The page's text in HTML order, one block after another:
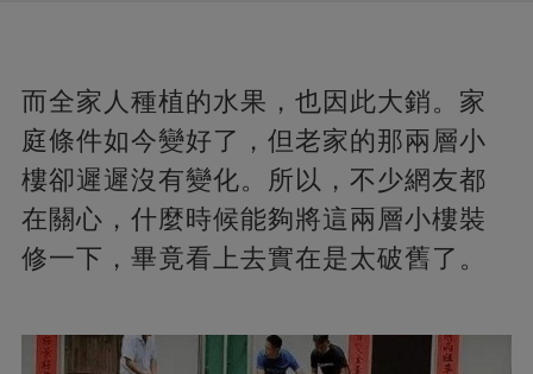
而全家人種植的水果，也因此大銷。家
庭條件如今變好了，但老家的那兩層小
樓卻遲遲沒有變化。所以，不少網友都
在關心，什麼時候能夠將這兩層小樓裝
修一下，畢竟看上去實在是太破舊了。